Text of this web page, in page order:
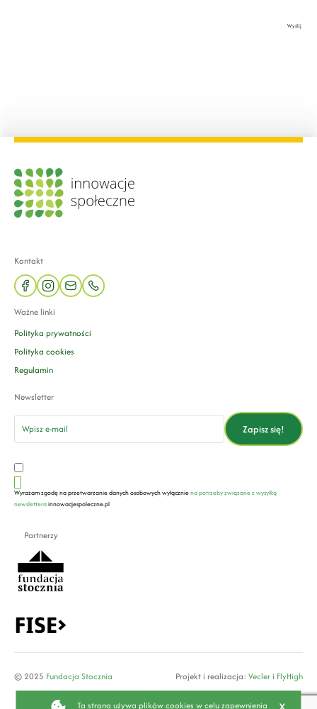
Wyślij
Kontakt
facebookinstagram
mail phone
Ważne linki
Polityka prywatności
Polityka cookies
Regulamin
Newsletter
email
Zapisz się!
Wyrażam zgodę na przetwarzanie danych osobowych wyłączniena potrzeby związane z wysyłką
newsletterainnowacjespoleczne.pl
Partnerzy
© 2025 Fundacja Stocznia Projekt i realizacja: Vecler i FlyHigh
Ta strona używa plików cookies w celu zapewnienia